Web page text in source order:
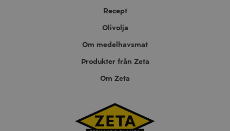
Recept
Olivolja
Om medelhavsmat
Produkter från Zeta
Om Zeta